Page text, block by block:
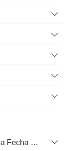
Total de Acciones en Circulación en la Fecha de Presentación